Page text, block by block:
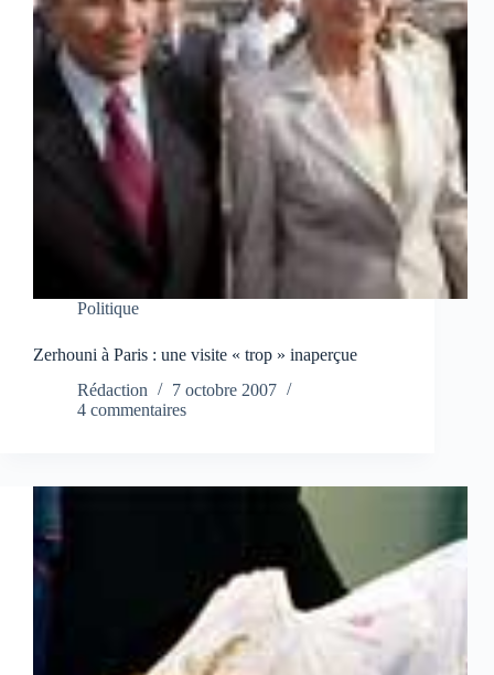
Politique
Zerhouni à Paris : une visite « trop » inaperçue
Rédaction
7 octobre 2007
4 commentaires